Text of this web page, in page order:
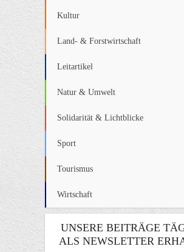
Kultur
Land- & Forstwirtschaft
Leitartikel
Natur & Umwelt
Solidarität & Lichtblicke
Sport
Tourismus
Wirtschaft
UNSERE BEITRÄGE
ALS NEWSLETTER